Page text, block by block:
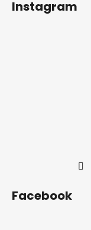
Instagram
Facebook